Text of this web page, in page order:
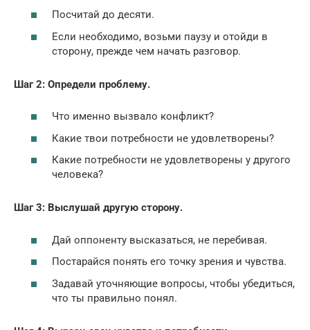
Посчитай до десяти.
Если необходимо, возьми паузу и отойди в
сторону, прежде чем начать разговор.
Шаг 2: Определи проблему.
Что именно вызвало конфликт?
Какие твои потребности не удовлетворены?
Какие потребности не удовлетворены у другого
человека?
Шаг 3: Выслушай другую сторону.
Дай оппоненту высказаться, не перебивая.
Постарайся понять его точку зрения и чувства.
Задавай уточняющие вопросы, чтобы убедиться,
что ты правильно понял.